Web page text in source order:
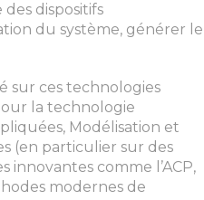
dispositifs
du système, générer le
sur ces technologies
la technologie
Modélisation et
(en particulier sur des
innovantes comme l’ACP,
modernes de